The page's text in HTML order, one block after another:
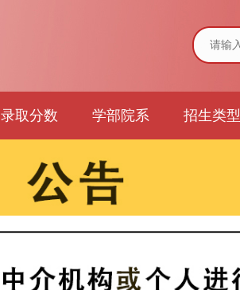
录取分数 学部院系 招生类型